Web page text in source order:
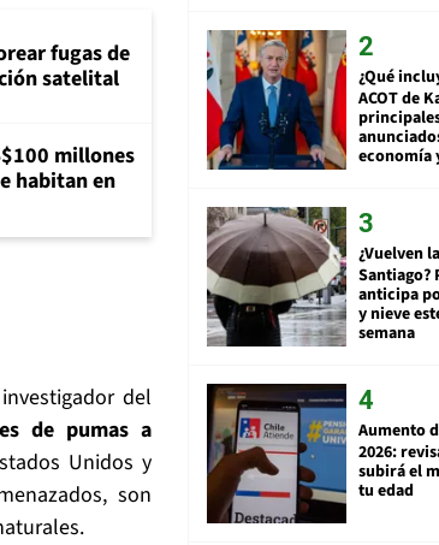
fugas de
satelital
millones
habitan en
del
de pumas a
Unidos y
son
¿Qué
ACOT de
economía
¿Vuelven
Santiago?
anticipa
y nieve
semana
Aumento
2026:
subirá el
tu edad